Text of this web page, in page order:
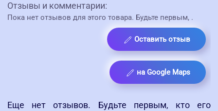
Отзывы и комментарии:
Пока нет отзывов для этого товара. Будьте первым, .
Оставить отзыв
на Google Maps
Еще нет отзывов. Будьте первым, кто его